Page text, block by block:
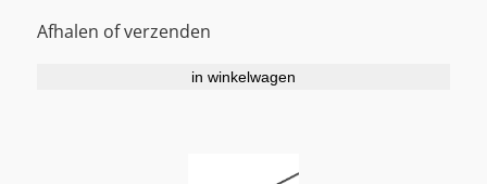
Afhalen of verzenden
in winkelwagen